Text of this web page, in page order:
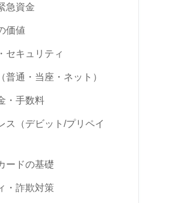
急資金
価値
セキュリティ
普通・当座・ネット）
・手数料
ス（デビット/プリペイ
ードの基礎
・詐欺対策